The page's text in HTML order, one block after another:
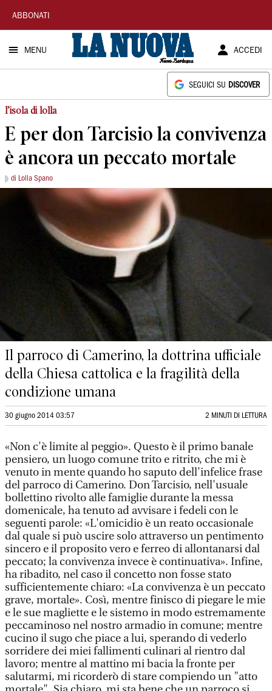
La
Nuova
Sardegna
ABBONATI
MENU ACCEDI
SEGUICI SU DISCOVER
l’isola di lolla
E per don Tarcisio la convivenza
è ancora un peccato mortale
di Lolla Spano
Il parroco di Camerino, la dottrina ufficiale
della Chiesa cattolica e la fragilità della
condizione umana
30 giugno 2014 03:57 2 MINUTI DI LETTURA
«Non c'è limite al peggio». Questo è il primo banale
pensiero, un luogo comune trito e ritrito, che mi è
venuto in mente quando ho saputo dell'infelice frase
del parroco di Camerino. Don Tarcisio, nell'usuale
bollettino rivolto alle famiglie durante la messa
domenicale, ha tenuto ad avvisare i fedeli con le
seguenti parole: «L'omicidio è un reato occasionale
dal quale si può uscire solo attraverso un pentimento
sincero e il proposito vero e ferreo di allontanarsi dal
peccato; la convivenza invece è continuativa». Infine,
ha ribadito, nel caso il concetto non fosse stato
sufficientemente chiaro: «La convivenza è un peccato
grave, mortale». Così, mentre finisco di piegare le mie
e le sue magliette e le sistemo in modo estremamente
peccaminoso nel nostro armadio in comune; mentre
cucino il sugo che piace a lui, sperando di vederlo
sorridere dei miei fallimenti culinari al rientro dal
lavoro; mentre al mattino mi bacia la fronte per
salutarmi, mi ricorderò di stare compiendo un "atto